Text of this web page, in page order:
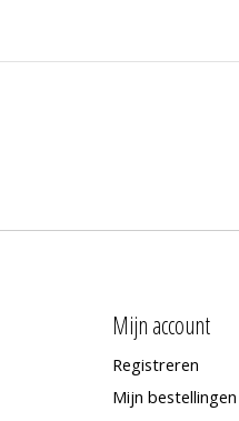
Mijn account
Registreren
Mijn bestellingen